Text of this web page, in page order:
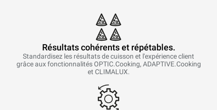
Résultats cohérents et répétables.
Standardisez les résultats de cuisson et l'expérience client
grâce aux fonctionnalités OPTIC.Cooking, ADAPTIVE.Cooking
et CLIMALUX.